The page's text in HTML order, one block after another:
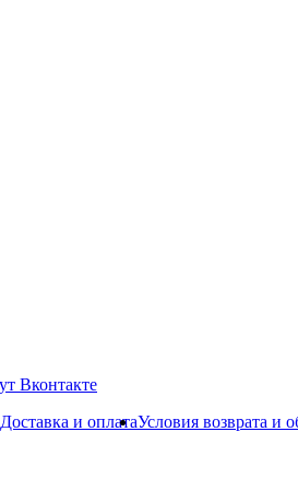
Доставка и оплатаУсловия возврата и